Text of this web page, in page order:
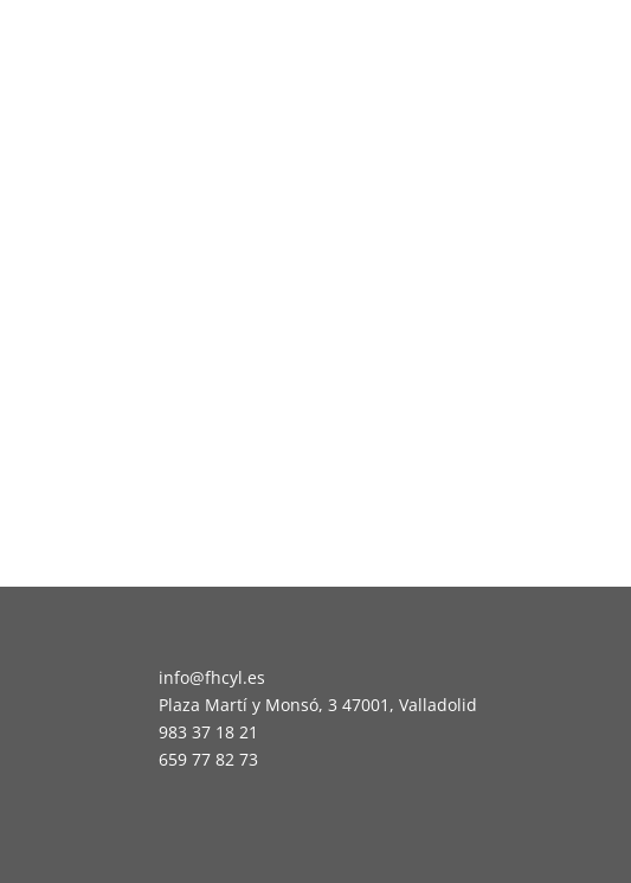
info@fhcyl.es
Plaza Martí y Monsó, 3 47001, Valladolid
983 37 18 21
659 77 82 73